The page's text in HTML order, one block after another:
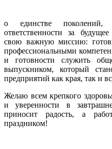
о единстве
ответственности за
свою важную миссию:
профессиональными
и готовности служить
выпускником, который
предприятий как края, так и
Желаю всем крепкого
и уверенности в
приносит радость, а
праздником!